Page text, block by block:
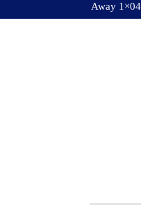
Away 1×04